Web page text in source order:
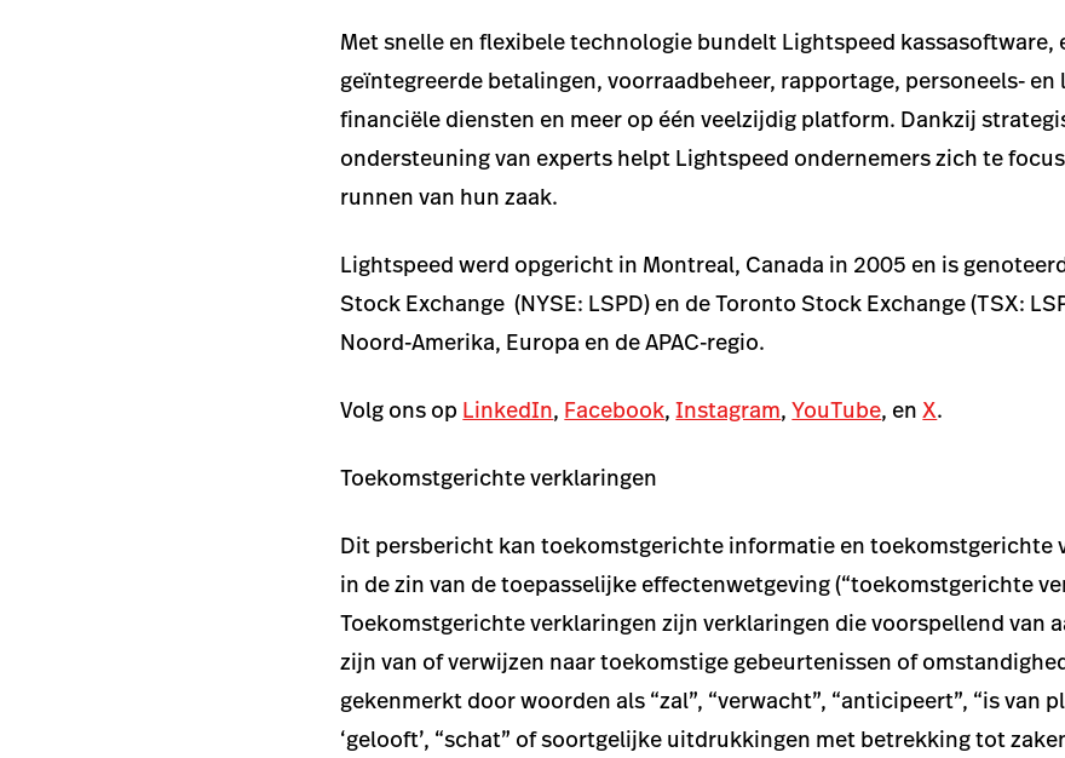
Met snelle en flexibele technologie bundelt Lightspeed kassasoftware,
geïntegreerde betalingen, voorraadbeheer, rapportage, personeels- en
financiële diensten en meer op één veelzijdig platform. Dankzij
ondersteuning van experts helpt Lightspeed ondernemers zich te
runnen van hun zaak.
Lightspeed werd opgericht in Montreal, Canada in 2005 en is
Stock Exchange (NYSE: LSPD) en de Toronto Stock Exchange (TSX:
Noord-Amerika, Europa en de APAC-regio.
Volg ons op LinkedIn, Facebook,Instagram,YouTube, enX.
Toekomstgerichte verklaringen
Dit persbericht kan toekomstgerichte informatie en toekomstgerichte
in de zin van de toepasselijke effectenwetgeving (“toekomstgerichte
Toekomstgerichte verklaringen zijn verklaringen die voorspellend van
zijn van of verwijzen naar toekomstige gebeurtenissen of
gekenmerkt door woorden als “zal”, “verwacht”, “anticipeert”, “is van
‘gelooft’, “schat” of soortgelijke uitdrukkingen met betrekking tot